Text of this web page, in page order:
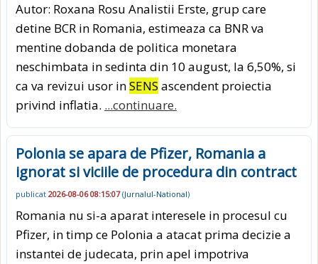
Autor: Roxana Rosu Analistii Erste, grup care
detine BCR in Romania, estimeaza ca BNR va
mentine dobanda de politica monetara
neschimbata in sedinta din 10 august, la 6,50%, si
ca va revizui usor inSENS ascendent proiectia
privind inflatia. ...continuare.
Polonia se apara de Pfizer, Romania a
ignorat si viciile de procedura din contract
publicat 2026-08-06 08:15:07(Jurnalul-National)
Romania nu si-a aparat interesele in procesul cu
Pfizer, in timp ce Polonia a atacat prima decizie a
instantei de judecata, prin apel impotriva